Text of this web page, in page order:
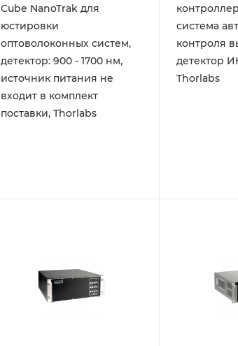
Cube NanoTrak для
юстировки
оптоволоконных систем,
детектор: 900 - 1700 нм,
источник питания не
входит в комплект
поставки, Thorlabs
система
контроля
детектор ИК
Thorlabs